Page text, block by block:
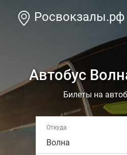
Росвокзалы.рф
Автобус
Билеты на
Откуда
Волна